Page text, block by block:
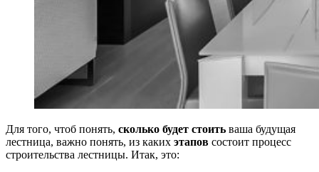
Для того, чтоб понять, сколько будет стоить ваша будущая
лестница, важно понять, из каких этапов состоит процесс
строительства лестницы. Итак, это: